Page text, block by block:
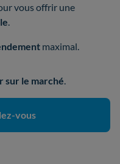
vous offrir une
.
maximal.
sur le marché.
vous